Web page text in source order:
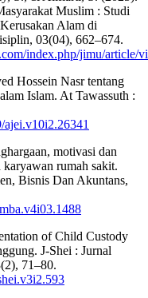
Muslim : Studi
Alam di
03(04), 662–674.
index.php/jimu/article/
Hossein Nasr tentang
Islam. At Tawassuth :
motivasi dan
rumah sakit.
Bisnis Dan Akuntans,
of Child Custody
J-Shei : Jurnal
71–80.